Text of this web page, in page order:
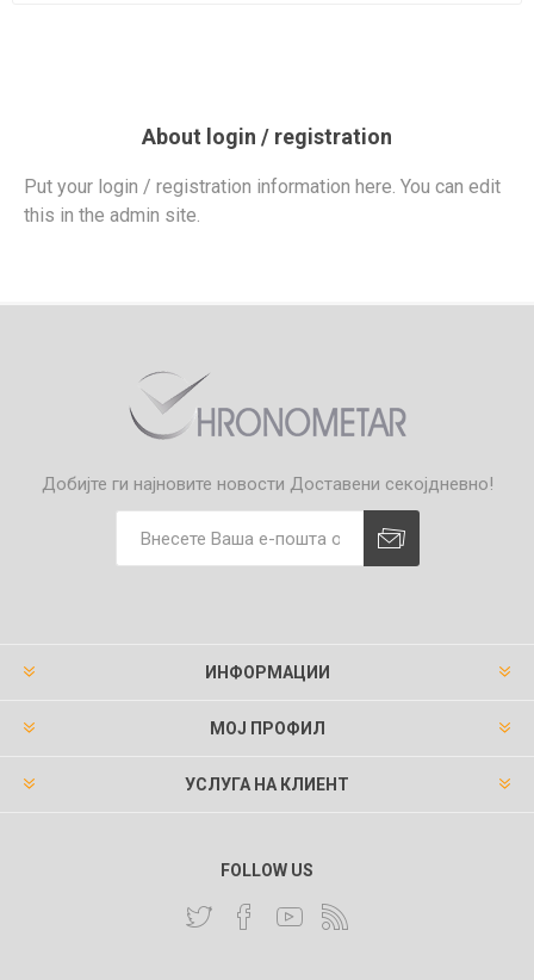
About login / registration
Put your login / registration information here. You can edit
this in the admin site.
Добијте ги најновите новости Доставени секојдневно!
ИНФОРМАЦИИ
МОЈ ПРОФИЛ
УСЛУГА НА КЛИЕНТ
FOLLOW US